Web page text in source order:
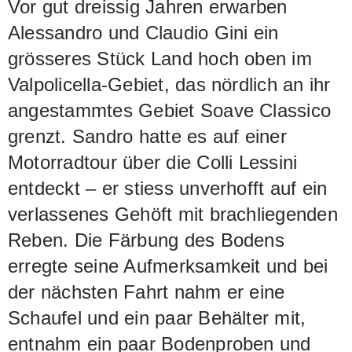
Vor gut dreissig Jahren erwarben
Alessandro und Claudio Gini ein
grösseres Stück Land hoch oben im
Valpolicella-Gebiet, das nördlich an ihr
angestammtes Gebiet Soave Classico
grenzt. Sandro hatte es auf einer
Motorradtour über die Colli Lessini
entdeckt – er stiess unverhofft auf ein
verlassenes Gehöft mit brachliegenden
Reben. Die Färbung des Bodens
erregte seine Aufmerksamkeit und bei
der nächsten Fahrt nahm er eine
Schaufel und ein paar Behälter mit,
entnahm ein paar Bodenproben und